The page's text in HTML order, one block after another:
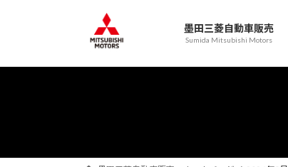
プ
動
墨田三菱自動車販売
Sumida Mitsubishi Motors